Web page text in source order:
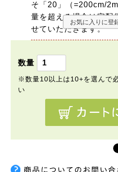
そ「20」（=200cm/
量を超える場合は宅配
せていただきます。
お気に入りに登